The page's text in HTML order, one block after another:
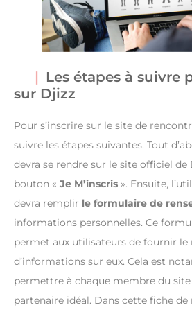
Les étapes à suivre
sur Djizz
Pour s’inscrire sur le site de
suivre les étapes suivantes. Tout
devra se rendre sur le site officiel
bouton « Je M’inscris ». Ensuite,
devra remplir le formulaire de
informations personnelles. Ce
permet aux utilisateurs de fournir
d’informations sur eux. Cela est
permettre à chaque membre du
partenaire idéal. Dans cette fiche